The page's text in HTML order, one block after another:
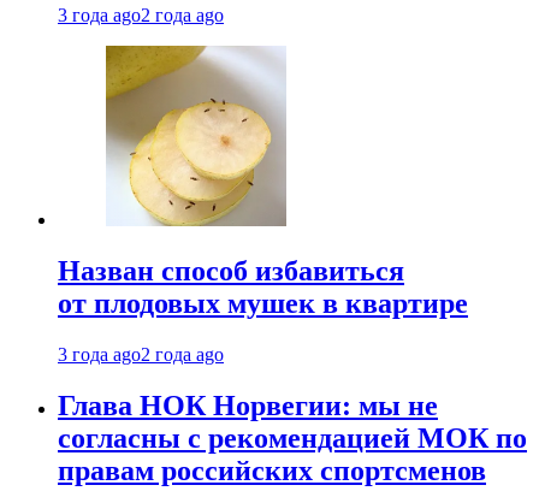
3 года ago2 года ago
Назван способ избавиться
от плодовых мушек в квартире
3 года ago2 года ago
Глава НОК Норвегии: мы не
согласны с рекомендацией МОК по
правам российских спортсменов